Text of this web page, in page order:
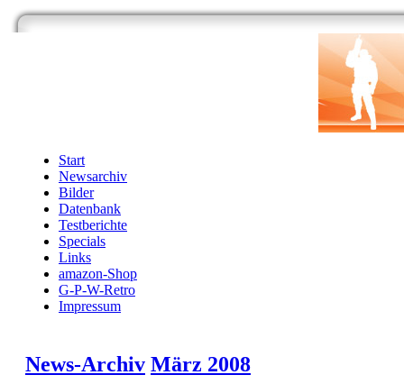
Start
Newsarchiv
Bilder
Datenbank
Testberichte
Specials
Links
amazon-Shop
G-P-W-Retro
Impressum
News-Archiv März 2008